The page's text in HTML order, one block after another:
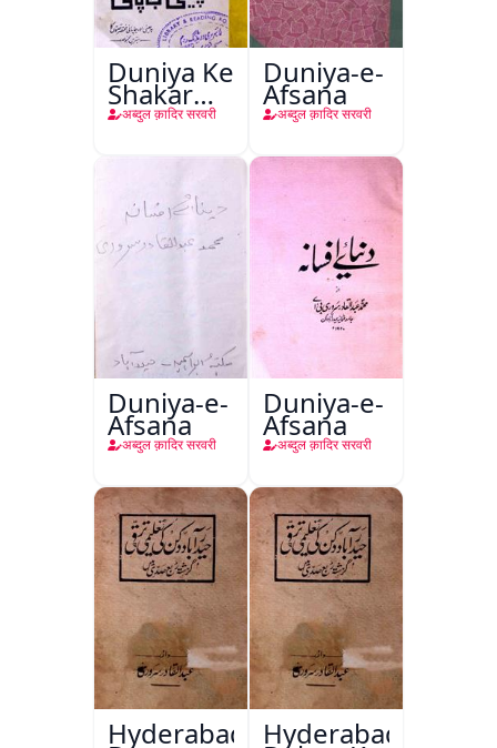
Duniya Ke
Shakar
Afsane
Japani
अब्दुल क़ादिर सरवरी
Duniya-e-
Afsana
अब्दुल क़ादिर सरवरी
Duniya-e-
Afsana
अब्दुल क़ादिर सरवरी
Duniya-e-
Afsana
अब्दुल क़ादिर सरवरी
Hyderabad Hyderabad